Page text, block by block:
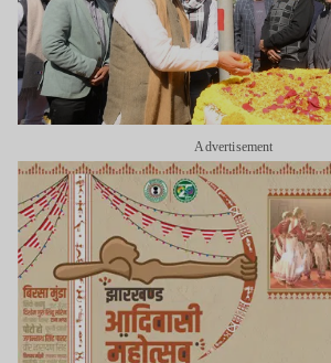
Advertisement